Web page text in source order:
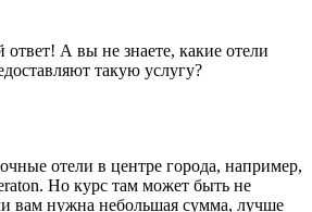
А вы не знаете, какие отели
такую услугу?
отели в центре города, например,
Но курс там может быть не
вам нужна небольшая сумма, лучше